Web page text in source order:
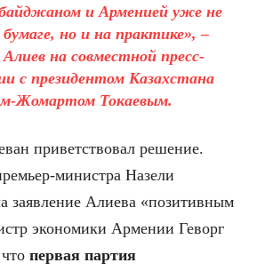
и Арменией уже не
но и на практике», –
на совместной пресс-
с президентом Казахстана
Жомартом Токаевым.
приветствовал решение.
министра Назели
заявление Алиева «позитивным
экономики Армении Геворг
первая партия